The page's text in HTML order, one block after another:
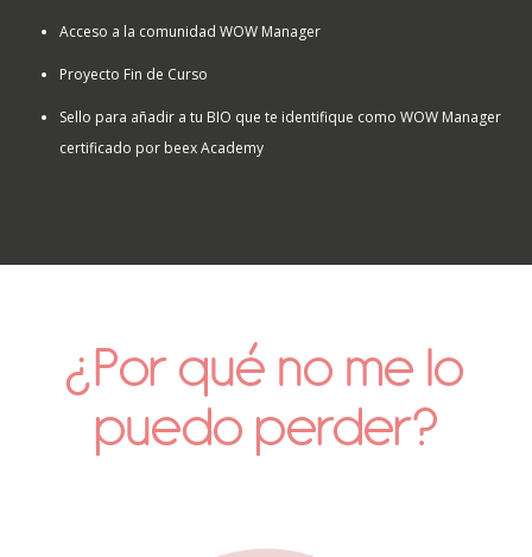
Acceso a la comunidad WOW Manager
Proyecto Fin de Curso
Sello para añadir a tu BIO que te identifique como WOW Manager
certificado por beex Academy
¿Por qué no me lo
puedo perder?